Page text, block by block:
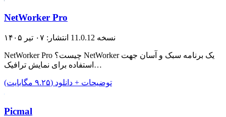
NetWorker Pro
نسخه 11.0.12 انتشار: ۰۷ تیر ۱۴۰۵
NetWorker Pro چیست؟ NetWorker یک برنامه سبک و آسان جهت
استفاده برای نمایش ترافیک…
توضیحات + دانلود (۹.۲۵ مگابایت)
Picmal